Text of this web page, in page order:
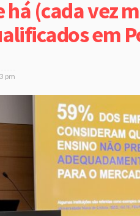
há (cada vez
em
pm